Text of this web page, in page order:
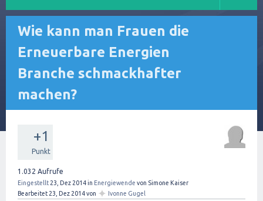
Wie kann man Frauen die
Erneuerbare Energien
Branche schmackhafter
machen?
+1
Punkt
1.032 Aufrufe
Eingestellt 23, Dez 2014in Energiewende von Simone Kaiser
Bearbeitet 23, Dez 2014von ✦ Ivonne Gugel